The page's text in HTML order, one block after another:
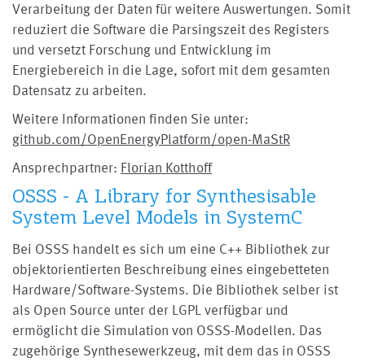
Verarbeitung der Daten für weitere Auswertungen. Somit
reduziert die Software die Parsingszeit des Registers
und versetzt Forschung und Entwicklung im
Energiebereich in die Lage, sofort mit dem gesamten
Datensatz zu arbeiten.
Weitere Informationen finden Sie unter:
github.com/OpenEnergyPlatform/open-MaStR
Ansprechpartner: Florian Kotthoff
OSSS - A Library for Synthesisable
System Level Models in SystemC
Bei OSSS handelt es sich um eine C++ Bibliothek zur
objektorientierten Beschreibung eines eingebetteten
Hardware/Software-Systems. Die Bibliothek selber ist
als Open Source unter der LGPL verfügbar und
ermöglicht die Simulation von OSSS-Modellen. Das
zugehörige Synthesewerkzeug, mit dem das in OSSS